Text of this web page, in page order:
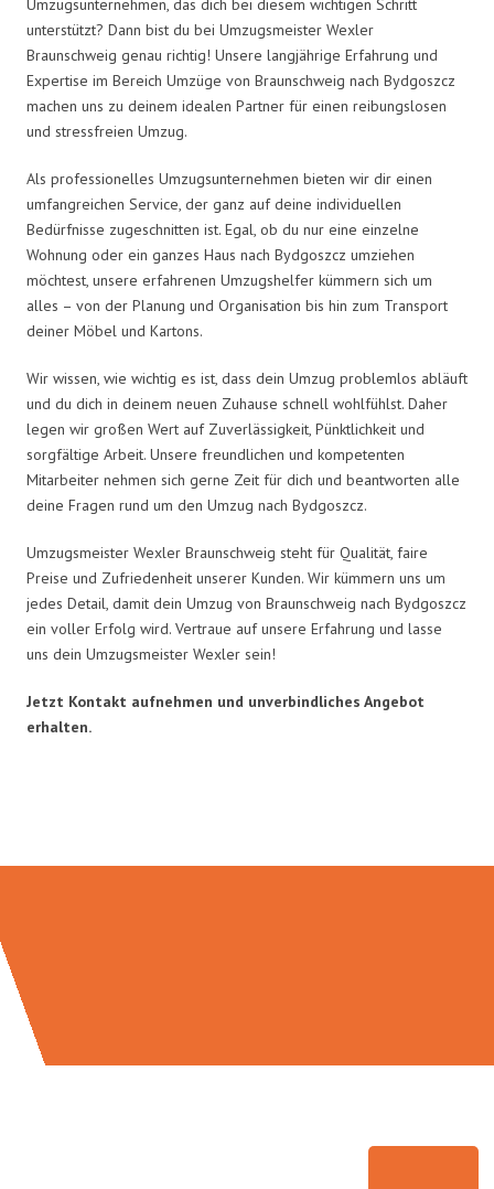
Umzugsunternehmen, das dich bei diesem wichtigen Schritt
unterstützt? Dann bist du bei Umzugsmeister Wexler
Braunschweig genau richtig! Unsere langjährige Erfahrung und
Expertise im Bereich Umzüge von Braunschweig nach Bydgoszcz
machen uns zu deinem idealen Partner für einen reibungslosen
und stressfreien Umzug.
Als professionelles Umzugsunternehmen bieten wir dir einen
umfangreichen Service, der ganz auf deine individuellen
Bedürfnisse zugeschnitten ist. Egal, ob du nur eine einzelne
Wohnung oder ein ganzes Haus nach Bydgoszcz umziehen
möchtest, unsere erfahrenen Umzugshelfer kümmern sich um
alles – von der Planung und Organisation bis hin zum Transport
deiner Möbel und Kartons.
Wir wissen, wie wichtig es ist, dass dein Umzug problemlos abläuft
und du dich in deinem neuen Zuhause schnell wohlfühlst. Daher
legen wir großen Wert auf Zuverlässigkeit, Pünktlichkeit und
sorgfältige Arbeit. Unsere freundlichen und kompetenten
Mitarbeiter nehmen sich gerne Zeit für dich und beantworten alle
deine Fragen rund um den Umzug nach Bydgoszcz.
Umzugsmeister Wexler Braunschweig steht für Qualität, faire
Preise und Zufriedenheit unserer Kunden. Wir kümmern uns um
jedes Detail, damit dein Umzug von Braunschweig nach Bydgoszcz
ein voller Erfolg wird. Vertraue auf unsere Erfahrung und lasse
uns dein Umzugsmeister Wexler sein!
Jetzt Kontakt aufnehmen und unverbindliches Angebot
erhalten.